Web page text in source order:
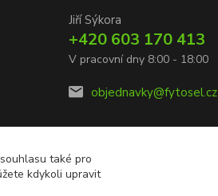
Jiří Sýkora
+420 603 170 413
V pracovní dny 8:00 - 18:00
objednavky@fytosel.cz
také pro
kdykoli upravit